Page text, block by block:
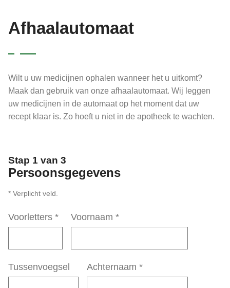
Afhaalautomaat
Wilt u uw medicijnen ophalen wanneer het u uitkomt?
Maak dan gebruik van onze afhaalautomaat. Wij leggen
uw medicijnen in de automaat op het moment dat uw
recept klaar is. Zo hoeft u niet in de apotheek te wachten.
Stap 1 van 3
Persoonsgegevens
* Verplicht veld.
Voorletters * Voornaam *
Tussenvoegsel Achternaam *